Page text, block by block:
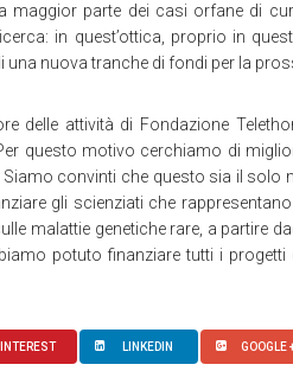
parte dei casi orfane di
in quest’ottica, proprio in
una nuova tranche di fondi per la
delle attività di Fondazione
questo motivo cerchiamo di
Siamo convinti che questo sia il
gli scienziati che
malattie genetiche rare, a partire
potuto finanziare tutti i
LINKEDIN GOOGLE